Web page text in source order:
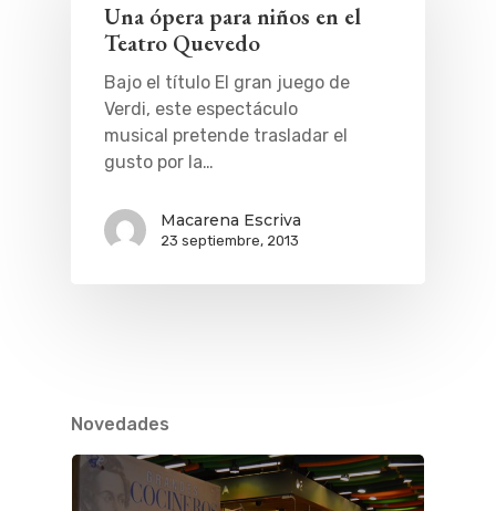
Una ópera para niños en el
Teatro Quevedo
Bajo el título El gran juego de
Verdi, este espectáculo
musical pretende trasladar el
gusto por la…
Macarena Escriva
23 septiembre, 2013
Novedades